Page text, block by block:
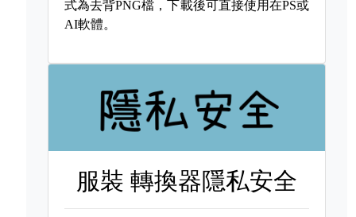
式為去背PNG檔，下載後可直接使用在PS或
AI軟體。
服裝 轉換器隱私安全